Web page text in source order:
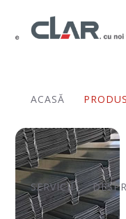
ACASĂ
SERVICII